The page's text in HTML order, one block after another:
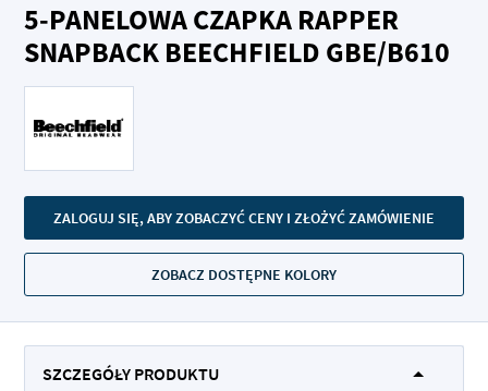
5-PANELOWA CZAPKA RAPPER
SNAPBACK BEECHFIELD GBE/B610
ZALOGUJ SIĘ, ABY ZOBACZYĆ CENY I ZŁOŻYĆ ZAMÓWIENIE
ZOBACZ DOSTĘPNE KOLORY
na
początek
galerii
SZCZEGÓŁY PRODUKTU